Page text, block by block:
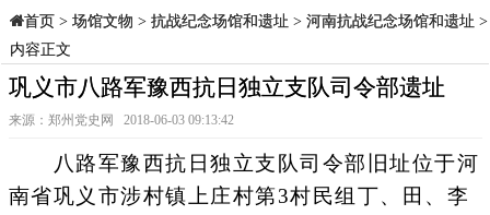
首页> 场馆文物 > 抗战纪念场馆和遗址 > 河南抗战纪念场馆和遗址 >
内容正文
巩义市八路军豫西抗日独立支队司令部遗址
来源：郑州党史网 2018-06-03 09:13:42
八路军豫西抗日独立支队司令部旧址位于河
南省巩义市涉村镇上庄村第3村民组丁、田、李